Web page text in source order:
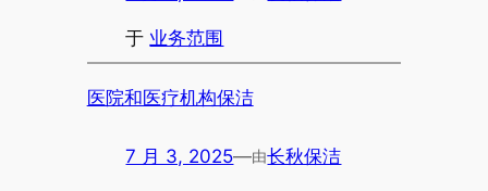
于 业务范围
医院和医疗机构保洁
7 月 3, 2025—由长秋保洁